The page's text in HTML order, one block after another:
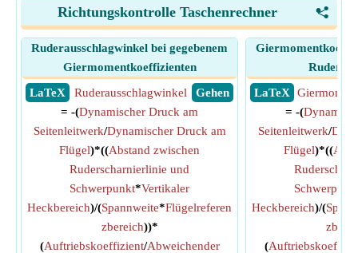
<
Richtungskontrolle Taschenrechner
Ruderausschlagwinkel bei gegebenem
Giermomentkoeffizienten
​ LaTeX
​ Gehen
Ruderausschlagwinkel
= -(Dynamischer Druck am
Seitenleitwerk/Dynamischer Druck am
Flügel)*((Abstand zwischen
Ruderscharnierlinie und
Schwerpunkt*Vertikaler
Heckbereich)/(Spannweite*Flügelreferen
zbereich))*
(Auftriebskoeffizient/Abweichender
​ LaTeX
= -(
Seitenleitwerk/
Flügel)*((
Heckbereich)/(
(